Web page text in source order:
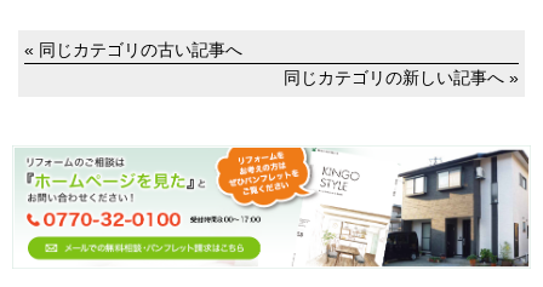
« 同じカテゴリの古い記事へ
同じカテゴリの新しい記事へ »